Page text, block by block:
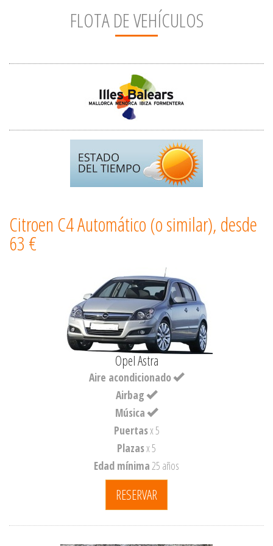
FLOTA DE VEHÍCULOS
Citroen C4 Automático (o similar), desde
63 €
Opel Astra
Aire acondicionado
Airbag
Música
Puertasx 5
Plazasx 5
Edad mínima25 años
RESERVAR